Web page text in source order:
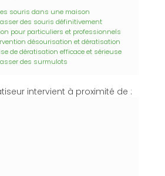
souris dans une maison
des souris définitivement
pour particuliers et professionnels
désourisation et dératisation
de dératisation efficace et sérieuse
des surmulots
intervient à proximité de :